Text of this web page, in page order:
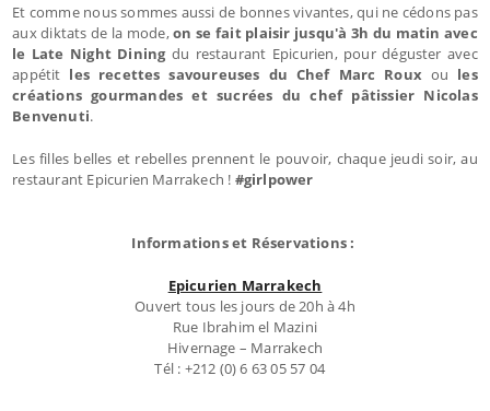
Et comme nous sommes aussi de bonnes vivantes, qui ne cédons pas
aux diktats de la mode,on se fait plaisir jusqu'à 3h du matin avec
le Late Night Dining du restaurant Epicurien, pour déguster avec
appétit les recettes savoureuses du Chef Marc Rouxou les
créations gourmandes et sucrées du chef pâtissier Nicolas
Benvenuti.
Les filles belles et rebelles prennent le pouvoir, chaque jeudi soir, au
restaurant Epicurien Marrakech ! #girlpower
Informations et Réservations :
Epicurien Marrakech
Ouvert tous les jours de 20h à 4h
Rue Ibrahim el Mazini
Hivernage – Marrakech
Tél : +212 (0) 6 63 05 57 04